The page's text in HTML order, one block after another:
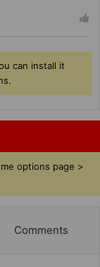
can install it
options page >
Comments